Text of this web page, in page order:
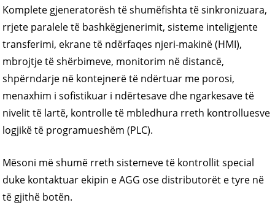
Komplete gjeneratorësh të shumëfishta të sinkronizuara,
rrjete paralele të bashkëgjenerimit, sisteme inteligjente
transferimi, ekrane të ndërfaqes njeri-makinë (HMI),
mbrojtje të shërbimeve, monitorim në distancë,
shpërndarje në kontejnerë të ndërtuar me porosi,
menaxhim i sofistikuar i ndërtesave dhe ngarkesave të
nivelit të lartë, kontrolle të mbledhura rreth kontrolluesve
logjikë të programueshëm (PLC).
Mësoni më shumë rreth sistemeve të kontrollit special
duke kontaktuar ekipin e AGG ose distributorët e tyre në
të gjithë botën.